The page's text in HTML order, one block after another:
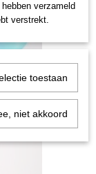
verzameld
verstrekt.
toestaan
niet akkoord